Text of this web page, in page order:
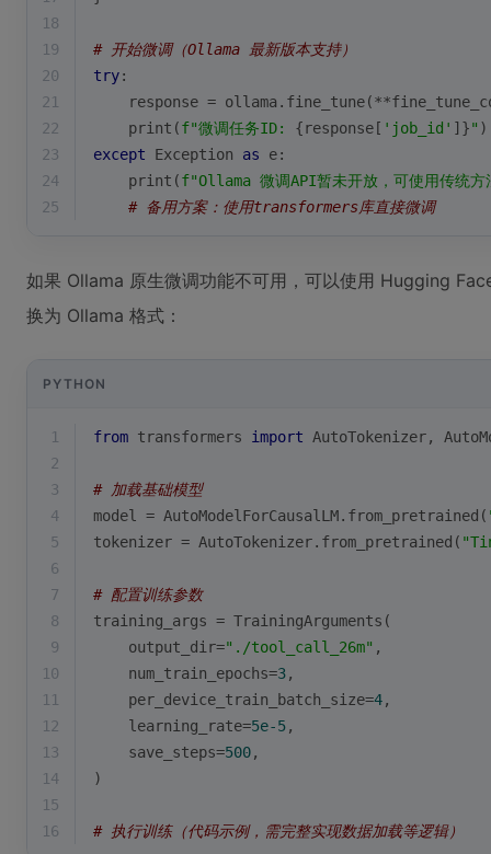
18
19
# 开始微调（Ollama 最新版本支持）
20
try:
21
response =
22
print (f"微调任务ID: {response[ 'job_id' ]}" )
23
except Exception as e:
24
print (f"Ollama 微调API暂未开放，可使用传统方
25
# 备用方案：使用transformers库直接微调
如果 Ollama 原生微调功能不可用，可以使用 Hugging
换为 Ollama 格式：
PYTHON
1 from transformers import AutoTokenizer,
2
3
# 加载基础模型
4
model = AutoModelForCausalLM.from_pretrained(
5
tokenizer = AutoTokenizer.from_pretrained(
6
7
# 配置训练参数
8
training_args = TrainingArguments(
9
    output_dir=
"./tool_call_26m" ,
10
    num_train_epochs=
3,
11
    per_device_train_batch_size=
4,
12
    learning_rate=
5e-5,
13
    save_steps=
500,
14
)
15
16
# 执行训练（代码示例，需完整实现数据加载等逻辑）